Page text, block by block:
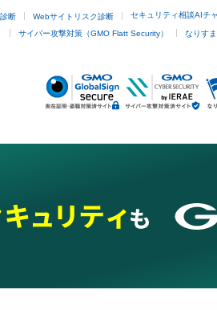
断 Webサイトリスク診断 セキュリティ相談AIチ
サイバー攻撃対策（GMO Flatt Security） なりす